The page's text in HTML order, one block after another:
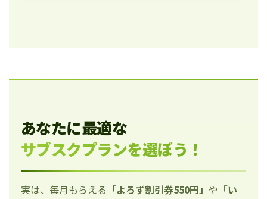
あなたに最適な
サブスクプランを選ぼう！
実は、毎月もらえる 「よろず割引券550円」 や 「い